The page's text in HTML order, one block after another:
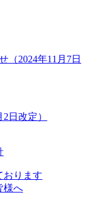
（2024年11月7日
日改定）
おります
様へ